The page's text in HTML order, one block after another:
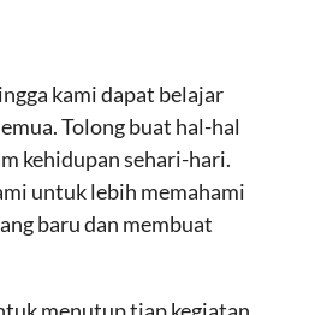
kami dapat belajar
Tolong buat hal-hal
kehidupan sehari-hari.
untuk lebih memahami
baru dan membuat